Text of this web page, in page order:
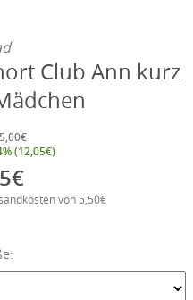
Club Ann kurz
(12,05€)
von 5,50€